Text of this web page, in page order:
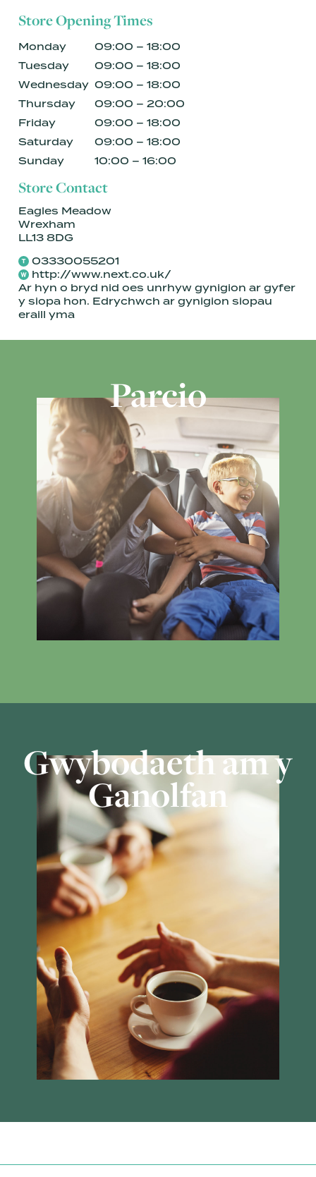
Store Opening Times
Monday
09:00 – 18:00
Tuesday
09:00 – 18:00
Wednesday 09:00 – 18:00
Thursday
09:00 – 20:00
Friday
09:00 – 18:00
Saturday
09:00 – 18:00
Sunday
10:00 – 16:00
Store Contact
Eagles Meadow
Wrexham
LL13 8DG
03330055201
http://www.next.co.uk/
Ar hyn o bryd nid oes unrhyw gynigion ar gyfer
y siopa hon. Edrychwch ar gynigion siopau
eraill yma
Parcio
Gwybodaeth am y
Ganolfan